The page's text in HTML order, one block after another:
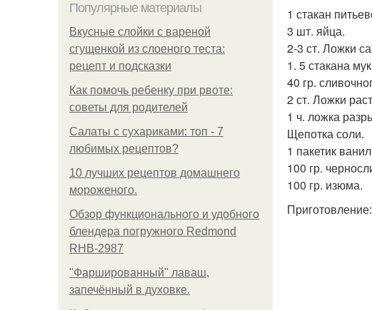
Популярные материалы
Вкусные слойки с вареной
сгущенкой из слоеного теста:
рецепт и подсказки
Как помочь ребенку при рвоте:
советы для родителей
Салаты с сухариками: топ - 7
любимых рецептов?
10 лучших рецептов домашнего
мороженого.
Обзор функционального и удобного
блендера погружного Redmond
RHB-2987
"Фаршированный" лаваш,
запечённый в духовке.
1 стакан
3 шт. яйца.
2-3 ст. Ложки
1. 5 стакана
40 гр.
2 ст. Ложки
1 ч. ложка
Щепотка соли.
1 пакетик
100 гр.
100 гр. изюма.
Приготовление: